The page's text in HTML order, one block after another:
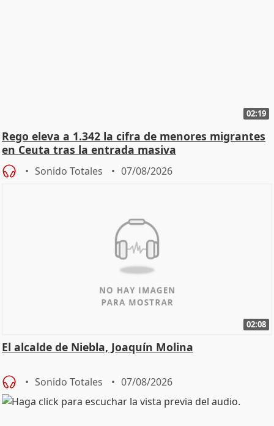
02:19
Rego eleva a 1.342 la cifra de menores migrantes
en Ceuta tras la entrada masiva
Sonido Totales 07/08/2026
02:08
El alcalde de Niebla, Joaquín Molina
Sonido Totales 07/08/2026